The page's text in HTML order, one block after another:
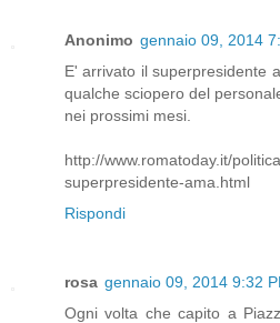
Anonimo gennaio 09, 2014
E' arrivato il superpresidente
qualche sciopero del
nei prossimi mesi.
http://www.romatoday.it/
superpresidente-ama.html
Rispondi
rosa gennaio 09, 2014 9:32
Ogni volta che capito a